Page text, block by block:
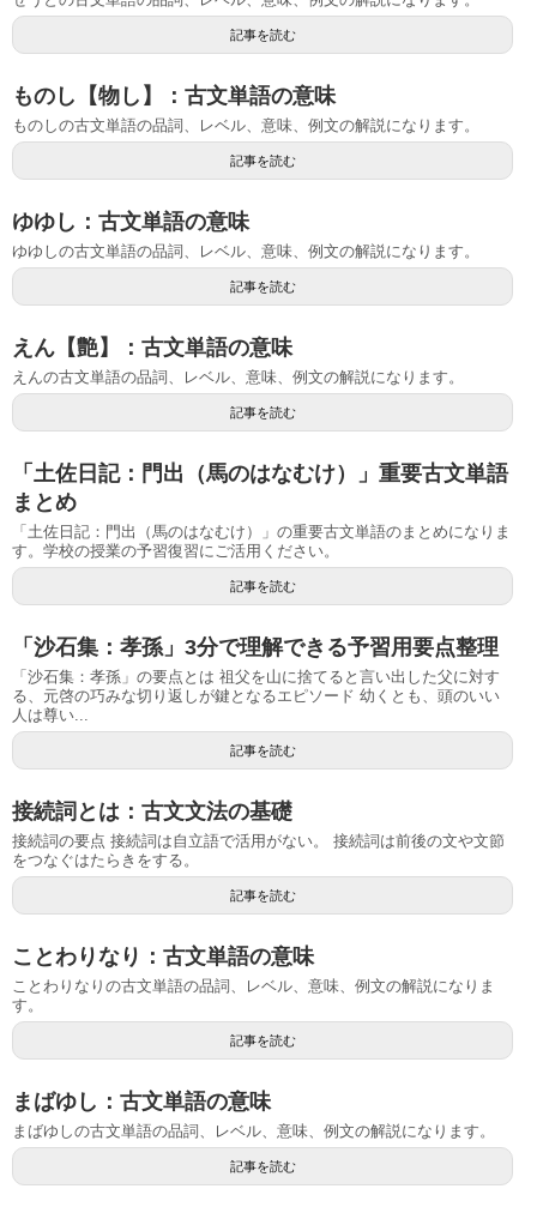
記事を読む
ものし【物し】：古文単語の意味
ものしの古文単語の品詞、レベル、意味、例文の解説になります。
記事を読む
ゆゆし：古文単語の意味
ゆゆしの古文単語の品詞、レベル、意味、例文の解説になります。
記事を読む
えん【艶】：古文単語の意味
えんの古文単語の品詞、レベル、意味、例文の解説になります。
記事を読む
「土佐日記：門出（馬のはなむけ）」重要古文単語
まとめ
「土佐日記：門出（馬のはなむけ）」の重要古文単語のまとめになりま
す。学校の授業の予習復習にご活用ください。
記事を読む
「沙石集：孝孫」3分で理解できる予習用要点整理
「沙石集：孝孫」の要点とは 祖父を山に捨てると言い出した父に対す
る、元啓の巧みな切り返しが鍵となるエピソード 幼くとも、頭のいい
人は尊い...
記事を読む
接続詞とは：古文文法の基礎
接続詞の要点 接続詞は自立語で活用がない。 接続詞は前後の文や文節
をつなぐはたらきをする。
記事を読む
ことわりなり：古文単語の意味
ことわりなりの古文単語の品詞、レベル、意味、例文の解説になりま
す。
記事を読む
まばゆし：古文単語の意味
まばゆしの古文単語の品詞、レベル、意味、例文の解説になります。
記事を読む